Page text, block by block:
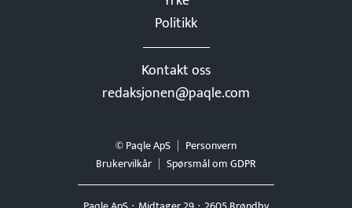
Politikk
Kontakt oss
redaksjonen@paqle.com
© Paqle ApS
Personvern
Brukervilkår
Spørsmål om GDPR